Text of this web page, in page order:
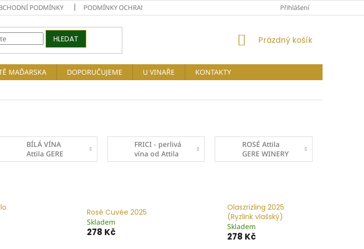
PODMÍNKY PODMÍNKY OCHRANY OSOBNÍCH ÚDAJŮ Přihlášení
HLEDAT
NÁKUPNÍ
Prázdný košík
MAĎARSKA DOPORUČUJEME U VINAŘE
KONTAKTY
BÍLÁ VÍNA
Attila GERE
WINERY
FRICI - perlivá
vína od Attila
GERE
ROSÉ Attila
GERE WINERY
Rosé Cuvée 2025
Skladem
278 Kč
Olaszrizling 2025
(Ryzlink vlašský)
Skladem
278 Kč